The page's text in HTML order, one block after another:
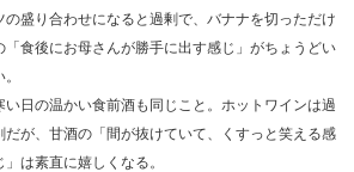
の盛り合わせになると過剰で、バナナを切っただけ
「食後にお母さんが勝手に出す感じ」がちょうどい
い日の温かい食前酒も同じこと。ホットワインは過
だが、甘酒の「間が抜けていて、くすっと笑える感
」は素直に嬉しくなる。